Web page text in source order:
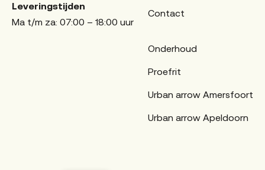
Leveringstijden
Ma t/m za: 07:00 – 18:00 uur
Contact
Onderhoud
Proefrit
Urban arrow Amersfoort
Urban arrow Apeldoorn